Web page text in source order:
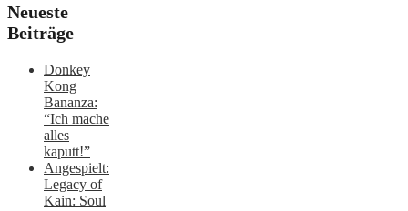
Neueste
Beiträge
Donkey
Kong
Bananza:
“Ich mache
alles
kaputt!”
Angespielt:
Legacy of
Kain: Soul